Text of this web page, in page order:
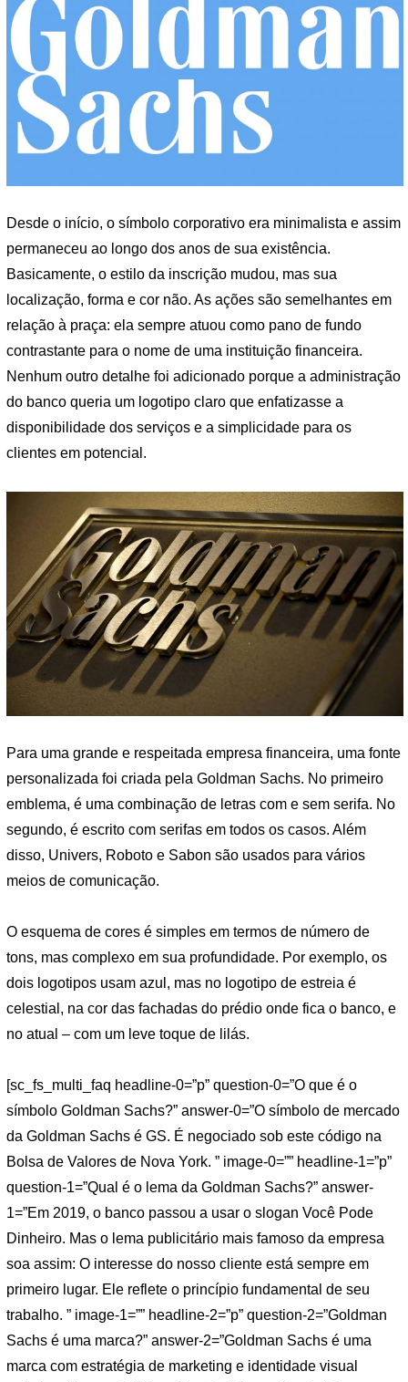
Desde o início, o símbolo corporativo era minimalista e assim
permaneceu ao longo dos anos de sua existência.
Basicamente, o estilo da inscrição mudou, mas sua
localização, forma e cor não. As ações são semelhantes em
relação à praça: ela sempre atuou como pano de fundo
contrastante para o nome de uma instituição financeira.
Nenhum outro detalhe foi adicionado porque a administração
do banco queria um logotipo claro que enfatizasse a
disponibilidade dos serviços e a simplicidade para os
clientes em potencial.
Para uma grande e respeitada empresa financeira, uma fonte
personalizada foi criada pela Goldman Sachs. No primeiro
emblema, é uma combinação de letras com e sem serifa. No
segundo, é escrito com serifas em todos os casos. Além
disso, Univers, Roboto e Sabon são usados ​​para vários
meios de comunicação.
O esquema de cores é simples em termos de número de
tons, mas complexo em sua profundidade. Por exemplo, os
dois logotipos usam azul, mas no logotipo de estreia é
celestial, na cor das fachadas do prédio onde fica o banco, e
no atual – com um leve toque de lilás.
[sc_fs_multi_faq headline-0=”p” question-0=”O que é o
símbolo Goldman Sachs?” answer-0=”O símbolo de mercado
da Goldman Sachs é GS. É negociado sob este código na
Bolsa de Valores de Nova York. ” image-0=”” headline-1=”p”
question-1=”Qual é o lema da Goldman Sachs?” answer-
1=”Em 2019, o banco passou a usar o slogan Você Pode
Dinheiro. Mas o lema publicitário mais famoso da empresa
soa assim: O interesse do nosso cliente está sempre em
primeiro lugar. Ele reflete o princípio fundamental de seu
trabalho. ” image-1=”” headline-2=”p” question-2=”Goldman
Sachs é uma marca?” answer-2=”Goldman Sachs é uma
marca com estratégia de marketing e identidade visual